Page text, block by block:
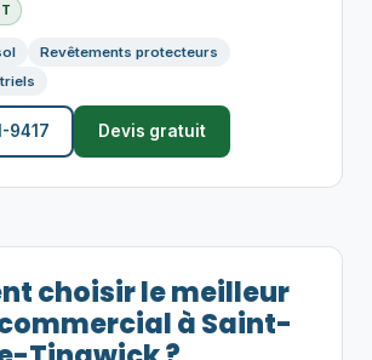
Revêtements protecteurs
9417 Devis gratuit
choisir le meilleur
à Saint-